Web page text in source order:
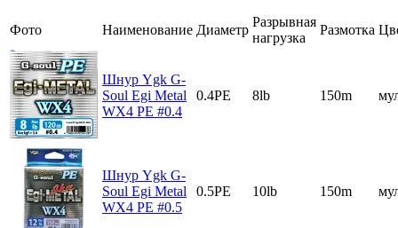
Фото Наименование Диаметр
Разрывная
нагрузка
Размотка
Шнур Ygk G-
Soul Egi Metal
WX4 PE #0.4
0.4PE 8lb 150m
Шнур Ygk G-
Soul Egi Metal
WX4 PE #0.5
0.5PE 10lb 150m